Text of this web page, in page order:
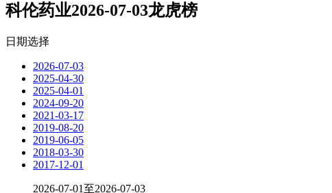
科伦药业2026-07-03龙虎榜
日期选择
2026-07-03
2025-04-30
2025-04-01
2024-09-20
2021-03-17
2019-08-20
2019-06-05
2018-03-30
2017-12-01
2026-07-01至2026-07-03